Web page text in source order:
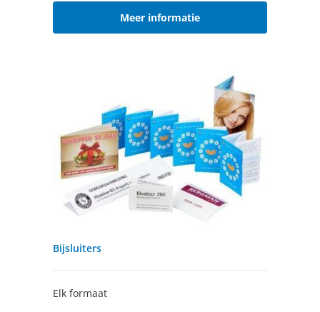
Meer informatie
Bijsluiters
Elk formaat